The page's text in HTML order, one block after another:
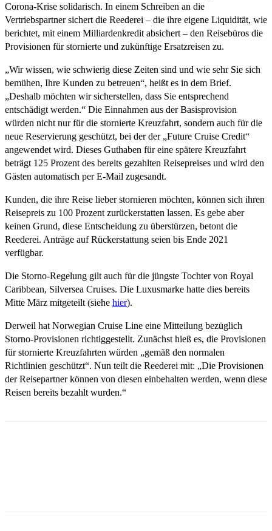
Corona-Krise solidarisch. In einem Schreiben an die
Vertriebspartner sichert die Reederei – die ihre eigene Liquidität, wie
berichtet, mit einem Milliardenkredit absichert – den Reisebüros die
Provisionen für stornierte und zukünftige Ersatzreisen zu.
„Wir wissen, wie schwierig diese Zeiten sind und wie sehr Sie sich
bemühen, Ihre Kunden zu betreuen“, heißt es in dem Brief.
„Deshalb möchten wir sicherstellen, dass Sie entsprechend
entschädigt werden.“ Die Einnahmen aus der Basisprovision
würden nicht nur für die stornierte Kreuzfahrt, sondern auch für die
neue Reservierung geschützt, bei der der „Future Cruise Credit“
angewendet wird. Dieses Guthaben für eine spätere Kreuzfahrt
beträgt 125 Prozent des bereits gezahlten Reisepreises und wird den
Gästen automatisch per E-Mail zugesandt.
Kunden, die ihre Reise lieber stornieren möchten, können sich ihren
Reisepreis zu 100 Prozent zurückerstatten lassen. Es gebe aber
keinen Grund, diese Entscheidung zu überstürzen, betont die
Reederei. Anträge auf Rückerstattung seien bis Ende 2021
verfügbar.
Die Storno-Regelung gilt auch für die jüngste Tochter von Royal
Caribbean, Silversea Cruises. Die Luxusmarke hatte dies bereits
Mitte März mitgeteilt (siehe hier).
Derweil hat Norwegian Cruise Line eine Mitteilung bezüglich
Storno-Provisionen richtiggestellt. Zunächst hieß es, die Provisionen
für stornierte Kreuzfahrten würden „gemäß den normalen
Richtlinien geschützt“. Nun teilt die Reederei mit: „Die Provisionen
der Reisepartner können von diesen einbehalten werden, wenn diese
Reisen bereits bezahlt wurden.“